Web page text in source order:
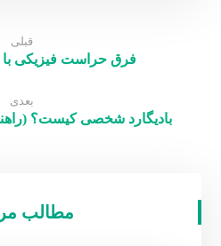
قبلی
فرق حراست فیزیکی
بعدی
بادیگارد شخصی کیست؟
مطالب